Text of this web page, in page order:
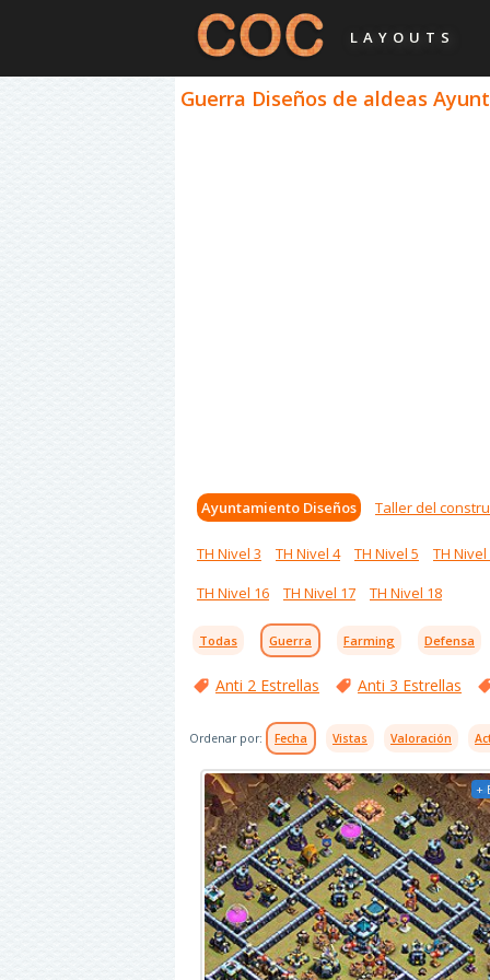
LAYOUTS
Guerra Diseños de aldeas
Ayuntamiento Diseños Taller del
TH Nivel 3 TH Nivel 4 TH Nivel 5
TH Nivel
TH Nivel 16
TH Nivel 17 TH Nivel 18
Todas Guerra Farming Defensa
Anti 2 Estrellas Anti 3 Estrellas
Ordenar por: Fecha Vistas Valoración
+